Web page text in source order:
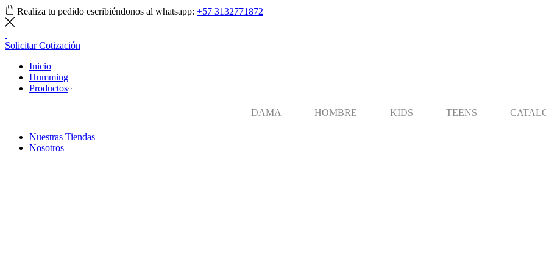
Realiza tu pedido escribiéndonos al whatsapp: +57 3132771872
Solicitar Cotización
Inicio
Humming
Productos
DAMA HOMBRE KIDS TEENS
Nuestras Tiendas
Nosotros